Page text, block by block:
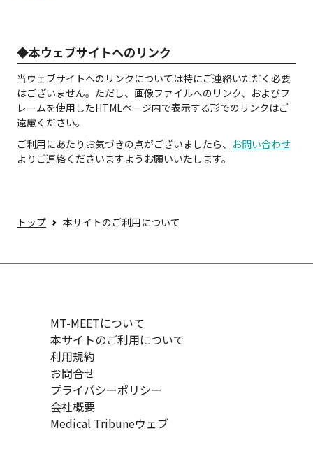
◆本ウェブサイトへのリンク
当ウェブサイトへのリンクについては特にご連絡いただく必要
はございません。ただし、画像ファイルへのリンク、およびフ
レームを使用したHTMLページ内で表示する形でのリンクはご
遠慮ください。
ご利用にあたりお気づきの点がございましたら、 お問い合わせ
よりご連絡くださいますようお願いいたします。
トップ 本サイトのご利用について
MT-MEETについて
本サイトのご利用について
利用規約
お問合せ
プライバシーポリシー
会社概要
Medical Tribuneウェブ